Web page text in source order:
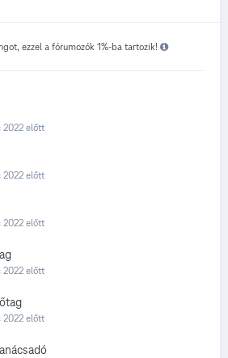
ezzel a fórumozók 1%-ba tartozik!
2022 előtt
2022 előtt
2022 előtt
2022 előtt
2022 előtt